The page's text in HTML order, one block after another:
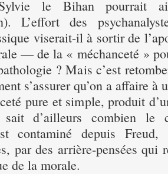
le Bihan pourrait
L’effort des
viserait-il à sortir de
— de la « méchanceté »
? Mais c’est
s’assurer qu’on a affaire à
pure et simple, produit
d’ailleurs combien le
contaminé depuis Freud,
par des arrière-pensées qui
de la morale.